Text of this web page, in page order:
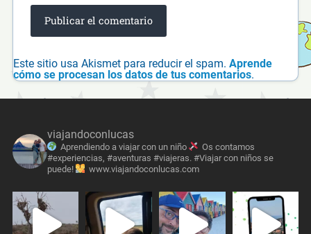
Este sitio usa Akismet para reducir el spam. Aprende
cómo se procesan los datos de tus comentarios.
viajandoconlucas
Aprendiendo a viajar con un niño
Os contamos
#experiencias, #aventuras #viajeras. #Viajar con niños se
puede!
www.viajandoconlucas.com